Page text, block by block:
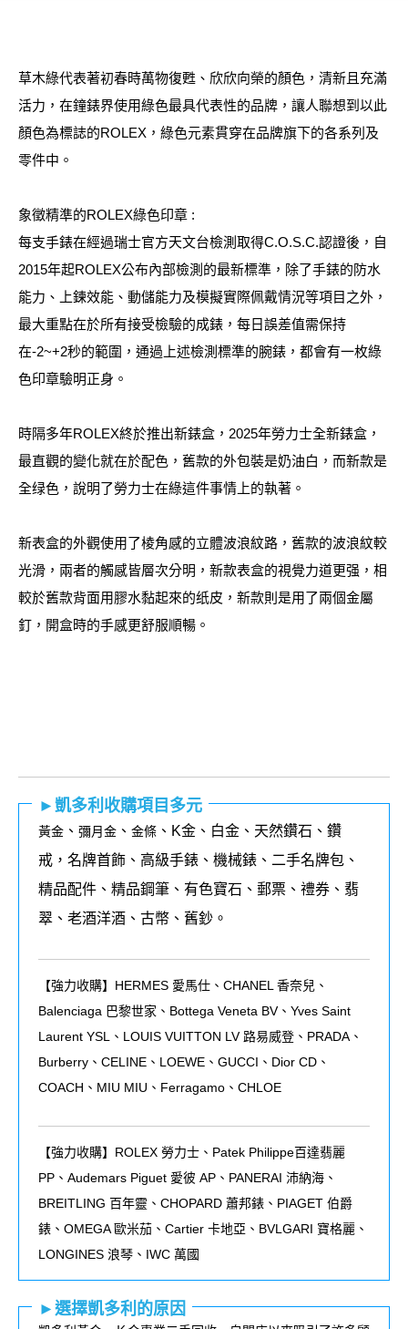
草木綠代表著初春時萬物復甦、欣欣向榮的顏色，清新且充滿
活力，在鐘錶界使用綠色最具代表性的品牌，讓人聯想到以此
顏色為標誌的ROLEX，綠色元素貫穿在品牌旗下的各系列及
零件中。
象徵精準的ROLEX綠色印章 :
每支手錶在經過瑞士官方天文台檢測取得C.O.S.C.認證後，自
2015年起ROLEX公布內部檢測的最新標準，除了手錶的防水
能力、上鍊效能、動儲能力及模擬實際佩戴情況等項目之外，
最大重點在於所有接受檢驗的成錶，每日誤差值需保持
在-2~+2秒的範圍，通過上述檢測標準的腕錶，都會有一枚綠
色印章驗明正身。
時隔多年ROLEX終於推出新錶盒，2025年勞力士全新錶盒，
最直觀的變化就在於配色，舊款的外包裝是奶油白，而新款是
全绿色，說明了勞力士在綠這件事情上的執著。
新表盒的外觀使用了棱角感的立體波浪紋路，舊款的波浪紋較
光滑，兩者的觸感皆層次分明，新款表盒的視覺力道更强，相
較於舊款背面用膠水黏起來的纸皮，新款則是用了兩個金屬
釘，開盒時的手感更舒服順暢。
►凱多利收購項目多元
黃金 、 彌月金 、 金條 、K金、白金、天然鑽石、鑽
戒，名牌首飾、高級手錶、機械錶、二手名牌包、
精品配件、精品鋼筆、有色寶石、郵票、禮券、翡
翠、老酒洋酒、古幣、舊鈔。
【強力收購】HERMES 愛馬仕、CHANEL 香奈兒、
Balenciaga 巴黎世家、Bottega Veneta BV、Yves Saint
Laurent YSL、LOUIS VUITTON LV 路易威登、PRADA、
Burberry、CELINE、LOEWE、GUCCI、Dior CD、
COACH、MIU MIU、Ferragamo、CHLOE
【強力收購】ROLEX 勞力士、 Patek Philippe百達翡麗
PP 、 Audemars Piguet 愛彼 AP 、 PANERAI 沛納海、
BREITLING 百年靈、 CHOPARD 蕭邦錶、 PIAGET 伯爵
錶、 OMEGA歐米茄、 Cartier 卡地亞、 BVLGARI 寶格麗、
LONGINES 浪琴、 IWC 萬國
►選擇凱多利的原因